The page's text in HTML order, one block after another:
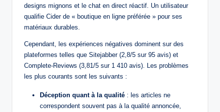
designs mignons et le chat en direct réactif. Un utilisateur
qualifie Cider de « boutique en ligne préférée » pour ses
matériaux durables.
Cependant, les expériences négatives dominent sur des
plateformes telles que Sitejabber (2,8/5 sur 95 avis) et
Complete-Reviews (3,81/5 sur 1 410 avis). Les problèmes
les plus courants sont les suivants :
Déception quant à la qualité : les articles ne
correspondent souvent pas à la qualité annoncée,